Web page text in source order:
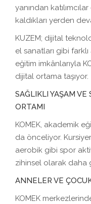
yanından
kaldıkları yerden
KUZEM; dijital
el sanatları gibi
eğitim imkânlarıyla
dijital ortama taşıyor.
SAĞLIKLI YAŞAM
ORTAMI
KOMEK, akademik
da önceliyor.
aerobik gibi spor
zihinsel olarak daha
ANNELER VE
KOMEK